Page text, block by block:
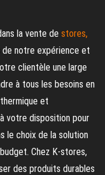
la vente de stores,
de notre expérience et
clientèle une large
à tous les besoins en
et
votre disposition pour
le choix de la solution
Chez K-stores,
des produits durables